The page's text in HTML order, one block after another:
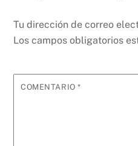
Tu dirección de correo
Los campos obligatorios
COMENTARIO*